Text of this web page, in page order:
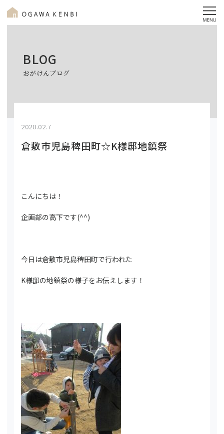
BLOG
おがけんブログ
2020.02.7
倉敷市児島稗田町☆K様邸地鎮祭
こんにちは！
企画部の高下です(^^)
今日は倉敷市児島稗田町で行われた
K様邸の地鎮祭の様子をお伝えします！